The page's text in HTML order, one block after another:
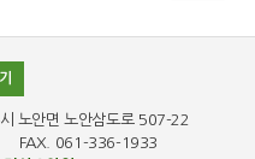
노안면 노안삼도로 507-22
FAX. 061-336-1933